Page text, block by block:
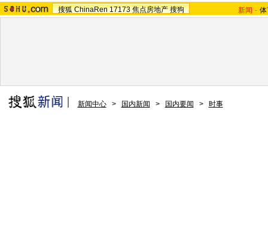
搜狐 ChinaRen 17173 焦点房地产 搜狗 新闻 -
新闻中心 > 国内新闻 > 国内要闻 > 时事